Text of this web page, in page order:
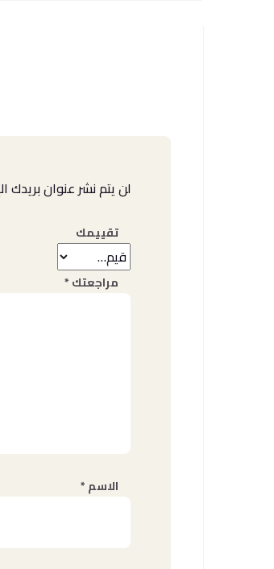
لن يتم نشر عنوان بريدك
تقييمك
مراجعتك*
الاسم*